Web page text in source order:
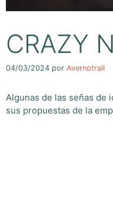
CRAZY
04/03/2024 por Avernotrail
Algunas de las señas de
sus propuestas de la